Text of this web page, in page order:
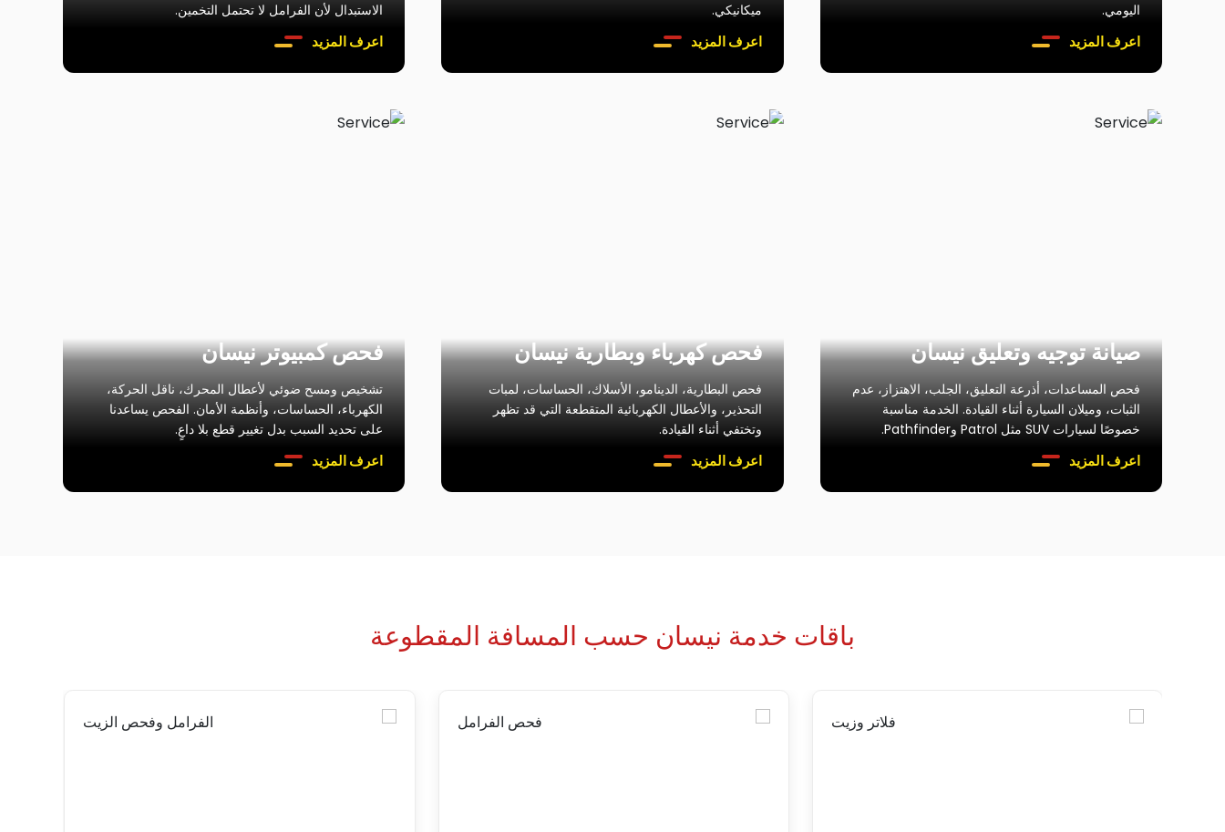
اليومي.
اعرف المزيد
ميكانيكي.
اعرف المزيد
الاستبدال لأن الفرامل لا تحتمل التخمين.
اعرف المزيد
صيانة توجيه وتعليق نيسان
فحص المساعدات، أذرعة التعليق، الجلب، الاهتزاز، عدم
الثبات، وميلان السيارة أثناء القيادة. الخدمة مناسبة
خصوصًا لسيارات SUV مثل Patrol وPathfinder.
اعرف المزيد
فحص كهرباء وبطارية نيسان
فحص البطارية، الدينامو، الأسلاك، الحساسات، لمبات
التحذير، والأعطال الكهربائية المتقطعة التي قد تظهر
وتختفي أثناء القيادة.
اعرف المزيد
فحص كمبيوتر نيسان
تشخيص ومسح ضوئي لأعطال المحرك، ناقل الحركة،
الكهرباء، الحساسات، وأنظمة الأمان. الفحص يساعدنا
على تحديد السبب بدل تغيير قطع بلا داعٍ.
اعرف المزيد
باقات خدمة نيسان حسب المسافة المقطوعة